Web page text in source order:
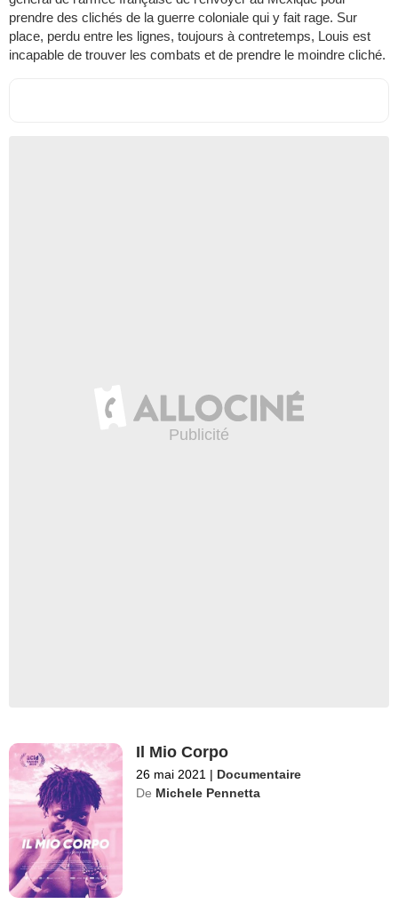
prendre des clichés de la guerre coloniale qui y fait rage. Sur
place, perdu entre les lignes, toujours à contretemps, Louis est
incapable de trouver les combats et de prendre le moindre cliché.
Il Mio Corpo
26 mai 2021 | Documentaire
De Michele Pennetta